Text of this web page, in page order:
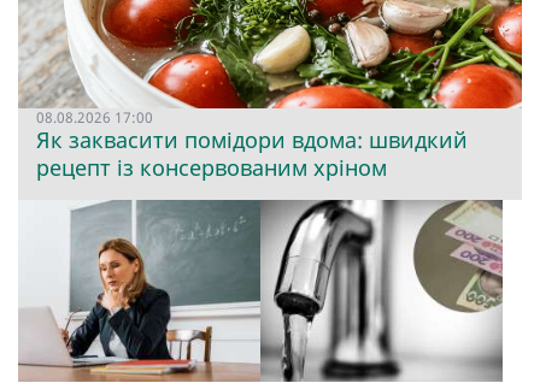
08.08.2026 17:00
Як заквасити помідори вдома: швидкий
рецепт із консервованим хріном